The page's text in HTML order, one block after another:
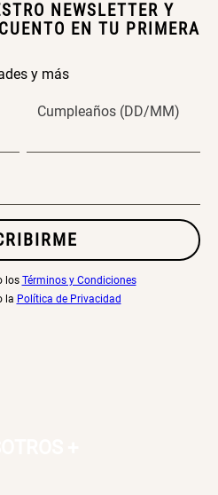
NEWSLETTER Y
EN TU PRIMERA
y más
Cumpleaños (DD/MM)
los Términos y Condiciones
la Política de Privacidad